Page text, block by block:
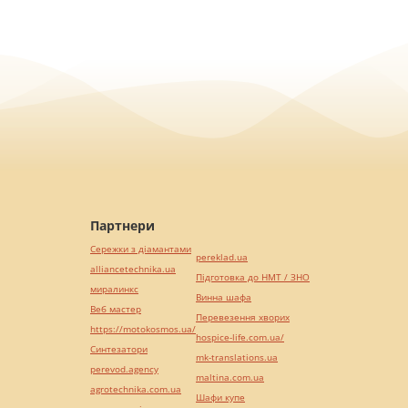
Партнери
Сережки з діамантами
alliancetechnika.ua
миралинкс
Веб мастер
https://motokosmos.ua/
Синтезатори
perevod.agency
agrotechnika.com.ua
pereklad.ua
Підготовка до НМТ / ЗНО
Винна шафа
Перевезення хворих
hospice-life.com.ua/
mk-translations.ua
maltina.com.ua
Шафи купе